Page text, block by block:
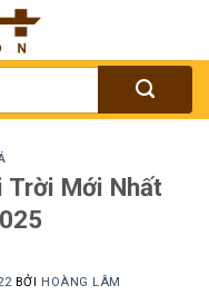
Trời Mới Nhất
BỞI HOÀNG LÂM